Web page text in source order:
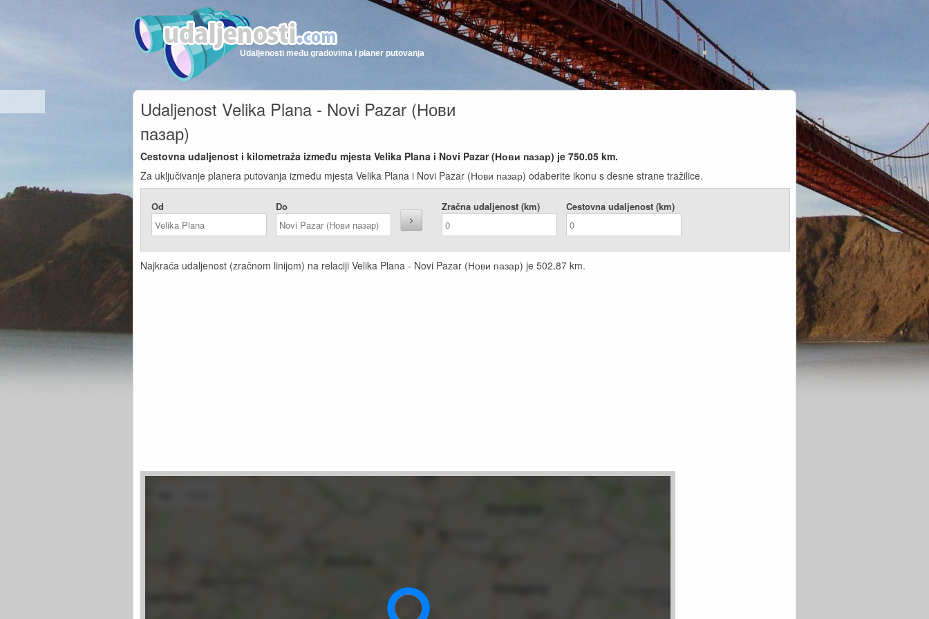
Udaljenosti među gradovima i planer putovanja
Udaljenost Velika Plana - Novi Pazar (Нови
пазар)
Cestovna udaljenost i kilometraža između mjesta Velika Plana i Novi Pazar (Нови пазар) je 750.05 km.
Za uključivanje planera putovanja između mjesta Velika Plana i Novi Pazar (Нови пазар) odaberite ikonu s desne strane tražilice.
Od Do Zračna udaljenost (km) Cestovna udaljenost (km)
Najkraća udaljenost (zračnom linijom) na relaciji Velika Plana - Novi Pazar (Нови пазар) je 502.87 km.